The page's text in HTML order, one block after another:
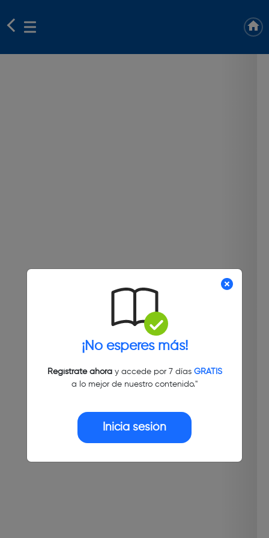
¡No esperes más!
Regístrate ahoray accede por 7 días GRATIS
a lo mejor de nuestro contenido."
Inicia sesión